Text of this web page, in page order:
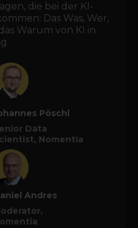
die bei der KI-
Das Was, Wer,
Warum von KI in
Pöschl
Data
Nomentia
Andres